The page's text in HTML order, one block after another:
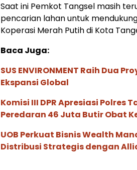
Saat ini Pemkot Tangsel masih
pencarian lahan untuk
Koperasi Merah Putih di Kota
Baca Juga:
SUS ENVIRONMENT Raih Dua
Ekspansi Global
Komisi III DPR Apresiasi Polres
Peredaran 46 Juta Butir Obat
UOB Perkuat Bisnis Wealth
Distribusi Strategis dengan